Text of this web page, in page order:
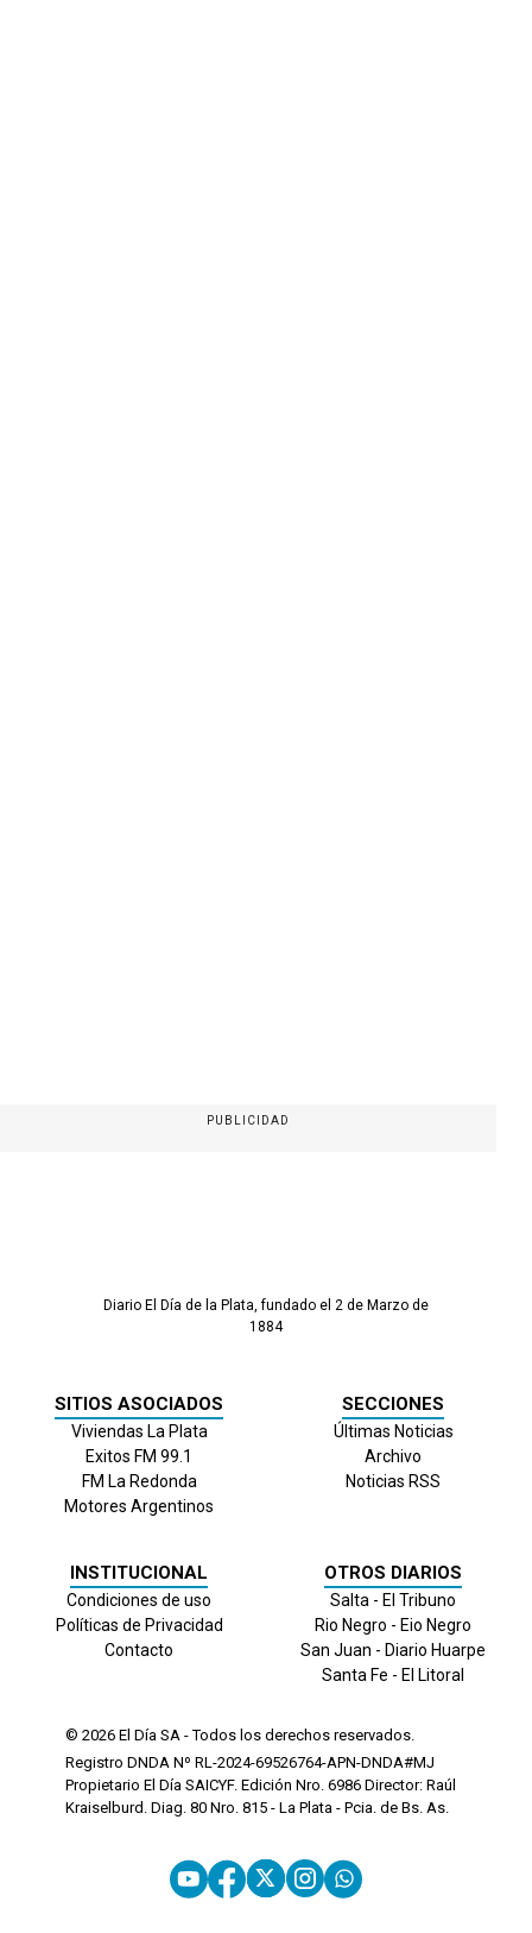
PUBLICIDAD
Diario El Día de la Plata, fundado el 2 de Marzo de
1884
SITIOS ASOCIADOS
Viviendas La Plata
Exitos FM 99.1
FM La Redonda
Motores Argentinos
SECCIONES
Últimas Noticias
Archivo
Noticias RSS
INSTITUCIONAL
Condiciones de uso
Políticas de Privacidad
Contacto
OTROS DIARIOS
Salta - El Tribuno
Rio Negro - Eio Negro
San Juan - Diario Huarpe
Santa Fe - El Litoral
© 2026 El Día SA - Todos los derechos reservados.
Registro DNDA Nº RL-2024-69526764-APN-DNDA#MJ
Propietario El Día SAICYF. Edición Nro. 6986 Director: Raúl
Kraiselburd. Diag. 80 Nro. 815 - La Plata - Pcia. de Bs. As.